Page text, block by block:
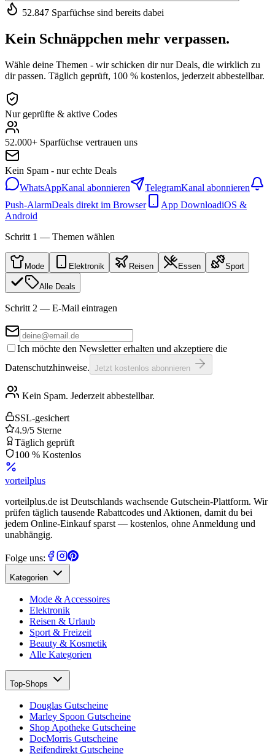
52.847 Sparfüchse sind bereits dabei
Kein Schnäppchen mehr verpassen.
Wähle deine Themen - wir schicken dir nur Deals, die wirklich zu
dir passen. Täglich geprüft, 100 % kostenlos, jederzeit abbestellbar.
Nur geprüfte & aktive Codes
52.000+ Sparfüchse vertrauen uns
Kein Spam - nur echte Deals
WhatsAppKanal abonnieren TelegramKanal abonnieren
Push-AlarmDeals direkt im Browser App DownloadiOS &
Android
Schritt 1 — Themen wählen
Mode Elektronik Reisen Essen Sport
Alle Deals
Schritt 2 — E-Mail eintragen
Ich möchte den Newsletter erhalten und akzeptiere die
Datenschutzhinweise. Jetzt kostenlos abonnieren
Kein Spam. Jederzeit abbestellbar.
SSL-gesichert
4.9/5 Sterne
Täglich geprüft
100 % Kostenlos
vorteilplus
vorteilplus.de ist Deutschlands wachsende Gutschein-Plattform. Wir
prüfen täglich tausende Rabattcodes und Aktionen, damit du bei
jedem Online-Einkauf sparst — kostenlos, ohne Anmeldung und
unabhängig.
Folge uns:
Kategorien
Mode & Accessoires
Elektronik
Reisen & Urlaub
Sport & Freizeit
Beauty & Kosmetik
Alle Kategorien
Top-Shops
Douglas Gutscheine
Marley Spoon Gutscheine
Shop Apotheke Gutscheine
DocMorris Gutscheine
Reifendirekt Gutscheine